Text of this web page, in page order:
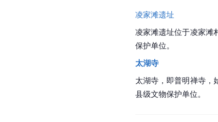
凌家滩遗址
凌家滩遗址位于凌家滩
保护单位。
太湖寺
太湖寺 ，即普明禅寺，
县级文物保护单位。